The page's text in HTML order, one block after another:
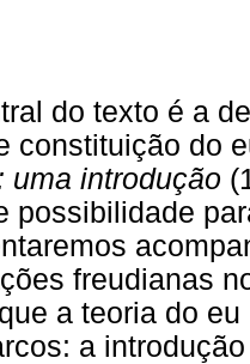
do texto é a
constituição do
uma introdução
possibilidade
freudianas
a teoria do
a